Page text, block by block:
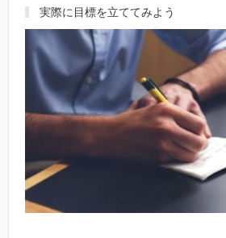
実際に目標を立ててみよう